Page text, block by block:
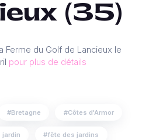
(35)
Ferme du Golf de Lancieux le
pour plus de détails
Bretagne Côtes d'Armor
jardin fête des jardins